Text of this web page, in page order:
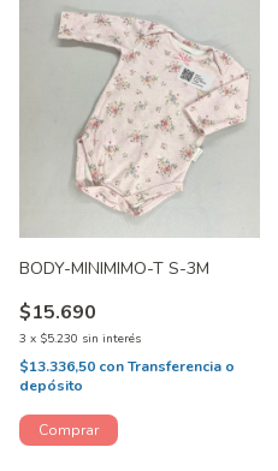
BODY-MINIMIMO-T S-3M
$15.690
3 x $5.230 sin interés
$13.336,50 conTransferencia o
depósito